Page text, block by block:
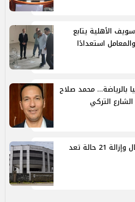
الأهلية يتابع
استعدادًا
بالرياضة... محمد صلاح
التركي
رفع 376 حالة إشغال وإزالة 21 حالة تعد